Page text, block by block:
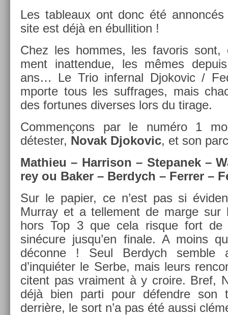
Les tab­leaux ont donc été
site est déjà en ébul­li­tion !
Chez les hom­mes, les favoris
ment in­at­tendue, les mêmes
ans… Le Trio in­fern­al Djokovic /
mpor­te tous les suf­frages, mais
des for­tunes di­ver­ses lors du tirage.
Com­men­çons par le numéro 1
détest­er, Novak Djokovic, et son
Mat­hieu – Har­rison – Stepanek –
rey ou Baker – Be­rdych – Ferr­er –
Sur le papi­er, ce n’est pas si
Mur­ray et a tel­le­ment de marge sur
hors Top 3 que cela ris­que fort de
sinécure jusqu’en fin­ale. A moins
déconne ! Seul Be­rdych semble
d’inquiéter le Serbe, mais leurs
citent pas vrai­ment à y croire. Bref,
déjà bien parti pour défendre son
derrière, le sort n’a pas été aussi